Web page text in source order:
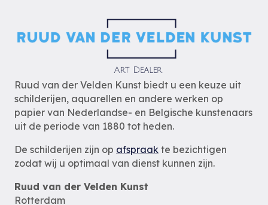
Ruud van der Velden Kunst biedt u een keuze uit
schilderijen, aquarellen en andere werken op
papier van Nederlandse- en Belgische kunstenaars
uit de periode van 1880 tot heden.
De schilderijen zijn op afspraak te bezichtigen
zodat wij u optimaal van dienst kunnen zijn.
Ruud van der Velden Kunst
Rotterdam